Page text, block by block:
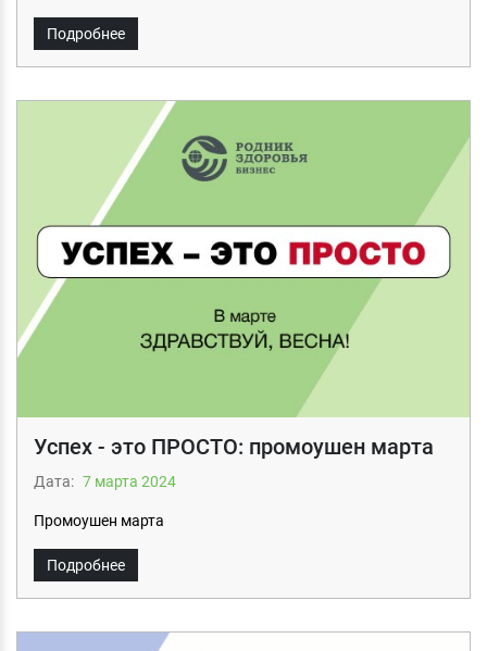
Подробнее
Успех - это ПРОСТО: промоушен марта
Дата: 7 мартa 2024
Промоушен марта
Подробнее